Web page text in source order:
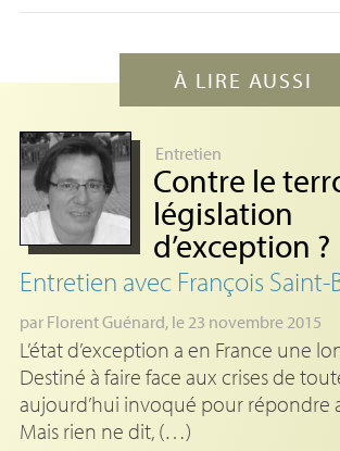
À LIRE AUSSI
Entretien
Contre le
législation
d’exception ?
Entretien avec François
par Florent Guénard, le 23 novembre 2015
L’état d’exception a en France une
Destiné à faire face aux crises de
aujourd’hui invoqué pour répondre
Mais rien ne dit, (…)